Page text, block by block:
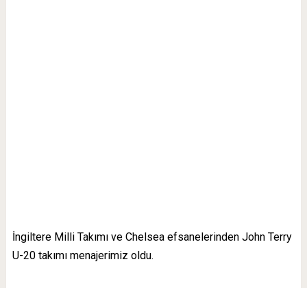
İngiltere Milli Takımı ve Chelsea efsanelerinden John Terry
U-20 takımı menajerimiz oldu.